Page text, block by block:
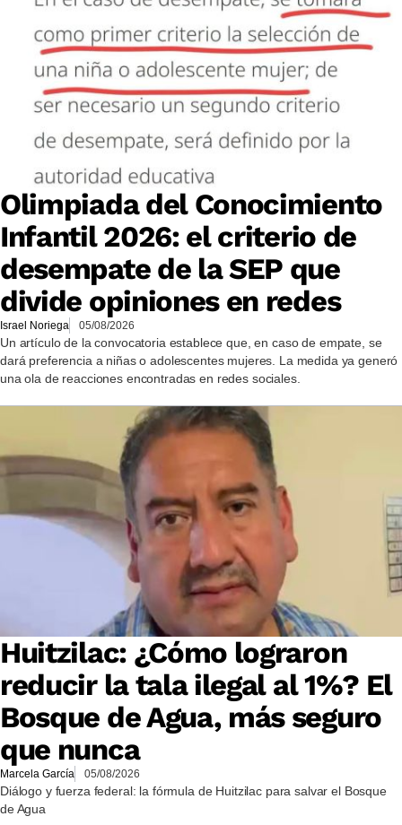
Olimpiada del Conocimiento
Infantil 2026: el criterio de
desempate de la SEP que
divide opiniones en redes
Israel Noriega 05/08/2026
Un artículo de la convocatoria establece que, en caso de empate, se
dará preferencia a niñas o adolescentes mujeres. La medida ya generó
una ola de reacciones encontradas en redes sociales.
Huitzilac: ¿Cómo lograron
reducir la tala ilegal al 1%? El
Bosque de Agua, más seguro
que nunca
Marcela García 05/08/2026
Diálogo y fuerza federal: la fórmula de Huitzilac para salvar el Bosque
de Agua